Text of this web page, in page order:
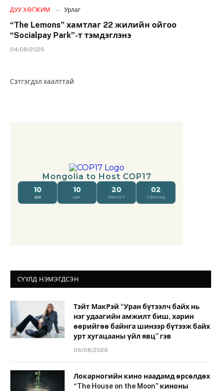
ДУУ ХӨГЖИМ Урлаг
“The Lemons” хамтлаг 22 жилийн ойгоо
“Socialpay Park”-т тэмдэглэнэ
04/08/2026
Сэтгэгдэл хаалттай
СҮҮЛД НЭМЭГДСЭН
Тэйт МакРэй “Уран бүтээлч байх нь
нэг удаагийн амжилт биш, харин
өөрийгөө байнга шинээр бүтээж байх
урт хугацааны үйл явц” гэв
06/08/2026
Локарногийн кино наадамд өрсөлдөх
“The House on the Moon” киноны